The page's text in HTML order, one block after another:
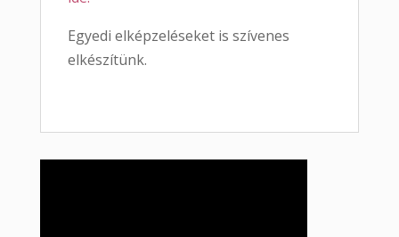
Egyedi elképzeléseket is szívenes
elkészítünk.